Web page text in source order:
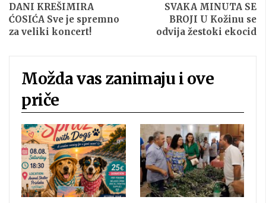
DANI KREŠIMIRA
ĆOSIĆA Sve je spremno
za veliki koncert!
SVAKA MINUTA SE
BROJI U Kožinu se
odvija žestoki ekocid
Možda vas zanimaju i ove
priče